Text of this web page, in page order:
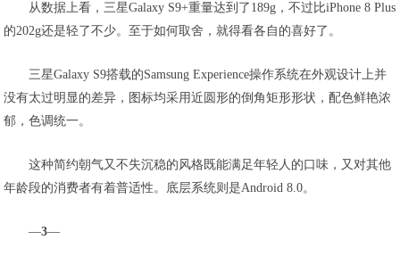
从数据上看，三星Galaxy S9+重量达到了189g，不过比iPhone 8 Plus
的202g还是轻了不少。至于如何取舍，就得看各自的喜好了。
三星Galaxy S9搭载的Samsung Experience操作系统在外观设计上并
没有太过明显的差异，图标均采用近圆形的倒角矩形形状，配色鲜艳浓
郁，色调统一。
这种简约朝气又不失沉稳的风格既能满足年轻人的口味，又对其他
年龄段的消费者有着普适性。底层系统则是Android 8.0。
—3—